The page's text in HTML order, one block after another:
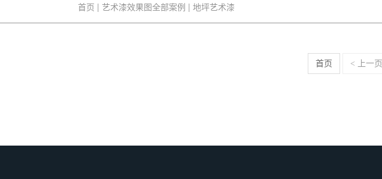
首页 | 艺术漆效果图全部案例 | 地坪艺术漆
首页 < 上一页